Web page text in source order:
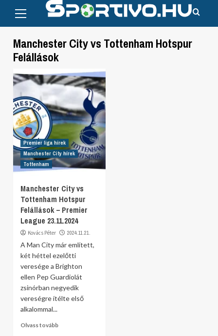
content
Menu
Manchester City vs Tottenham Hotspur
Felállások
Premier liga hírek
Manchester City hírek
Tottenham
Manchester City vs
Tottenham Hotspur
Felállások – Premier
League 23.11.2024
Kovács Péter 2024.11.21.
A Man City már említett,
két héttel ezelőtti
veresége a Brighton
ellen Pep Guardiolát
zsinórban negyedik
vereségre ítélte első
alkalommal...
Olvass tovább